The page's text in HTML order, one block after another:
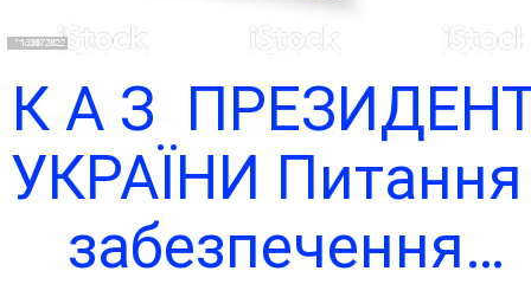
К А З
УКРАЇНИ Питання
забезпечення